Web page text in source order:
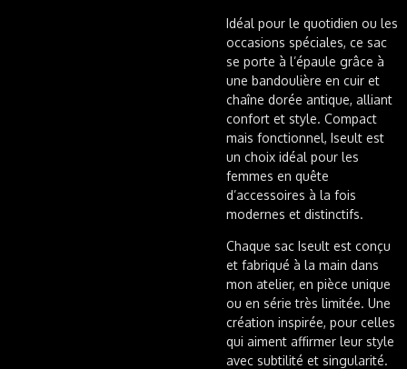
Idéal pour le quotidien ou les
occasions spéciales, ce sac
se porte à l’épaule grâce à
une bandoulière en cuir et
chaîne dorée antique, alliant
confort et style. Compact
mais fonctionnel, Iseult est
un choix idéal pour les
femmes en quête
d’accessoires à la fois
modernes et distinctifs.
Chaque sac Iseult est conçu
et fabriqué à la main dans
mon atelier, en pièce unique
ou en série très limitée. Une
création inspirée, pour celles
qui aiment affirmer leur style
avec subtilité et singularité.